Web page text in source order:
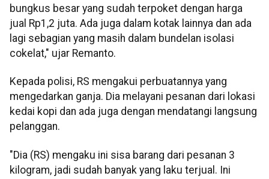
bungkus besar yang sudah terpoket dengan harga
jual Rp1,2 juta. Ada juga dalam kotak lainnya dan ada
lagi sebagian yang masih dalam bundelan isolasi
cokelat," ujar Remanto.
Kepada polisi, RS mengakui perbuatannya yang
mengedarkan ganja. Dia melayani pesanan dari lokasi
kedai kopi dan ada juga dengan mendatangi langsung
pelanggan.
"Dia (RS) mengaku ini sisa barang dari pesanan 3
kilogram, jadi sudah banyak yang laku terjual. Ini